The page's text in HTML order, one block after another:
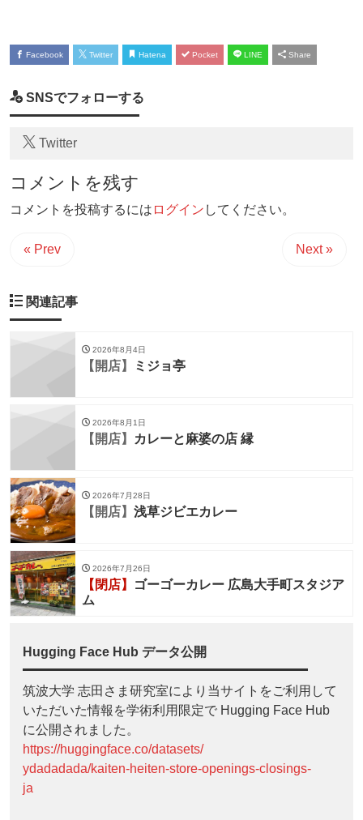
Facebook Twitter Hatena Pocket LINE Share
SNSでフォローする
Twitter
コメントを残す
コメントを投稿するには ログイン してください。
« Prev Next »
関連記事
2026年8月4日
【開店】 ミジョ亭
2026年8月1日
【開店】 カレーと麻婆の店 縁
2026年7月28日
【開店】 浅草ジビエカレー
2026年7月26日
【閉店】
ゴーゴーカレー 広島大手町スタジア
ム
Hugging Face Hub データ公開
筑波大学 志田さま研究室により当サイトをご利用して
いただいた情報を学術利用限定で Hugging Face Hub
に公開されました。
https://huggingface.co/datasets/
ydadadada/kaiten-heiten-store-openings-closings-
ja